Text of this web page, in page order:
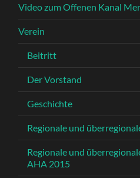
Video zum Offenen Kanal
Verein
Beitritt
Der Vorstand
Geschichte
Regionale und
Regionale und
AHA 2015